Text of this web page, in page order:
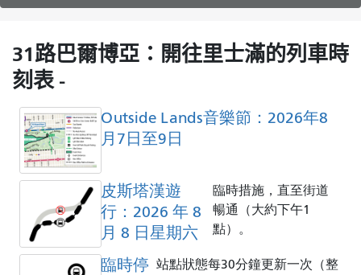
行
式
31路巴爾博亞：開往里士滿的列車時
刻表 -
Outside Lands音樂節：2026年8
月7日至9日
皮斯塔漢遊
行：2026 年 8
月 8 日星期六
臨時措施，直至街道
暢通（大約下午1
點）。
臨時停 站點狀態每30分鐘更新一次（整